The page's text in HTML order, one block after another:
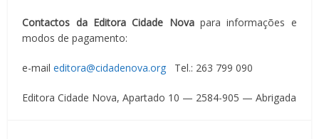
Contactos da Editora Cidade Novapara informações e
modos de pagamento:
e-maileditora@cidadenova.org Tel.: 263 799 090
Editora Cidade Nova, Apartado 10 — 2584-905 — Abrigada